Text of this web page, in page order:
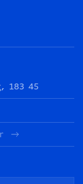
183 45